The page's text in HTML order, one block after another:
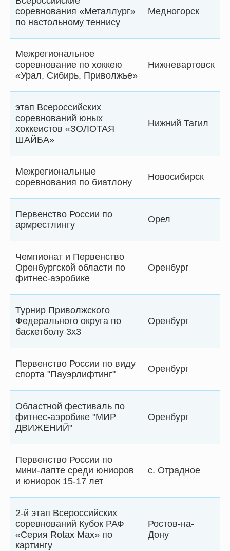
соревнования «Металлург»
по настольному теннису
Медногорск
Межрегиональное
соревнование по хоккею
«Урал, Сибирь, Приволжье»
Нижневартовск
этап Всероссийских
соревнований юных
хоккеистов «ЗОЛОТАЯ
ШАЙБА»
Нижний Тагил
Межрегиональные
соревнования по биатлону
Новосибирск
Первенство России по
армрестлингу
Орел
Чемпионат и Первенство
Оренбургской области по
фитнес-аэробике
Оренбург
Турнир Приволжского
Федерального округа по
баскетболу 3х3
Оренбург
Первенство России по виду
спорта "Пауэрлифтинг"
Оренбург
Областной фестиваль по
фитнес-аэробике "МИР
ДВИЖЕНИЙ"
Оренбург
Первенство России по
мини-лапте среди юниоров
и юниорок 15-17 лет
с. Отрадное
2-й этап Всероссийских
соревнований Кубок РАФ
«Серия Rotax Max» по
картингу
Ростов-на-
Дону